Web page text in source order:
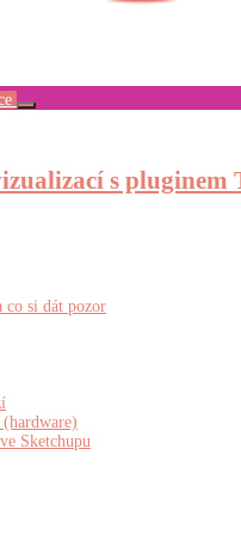
s pluginem
co si dát pozor
Sketchupu